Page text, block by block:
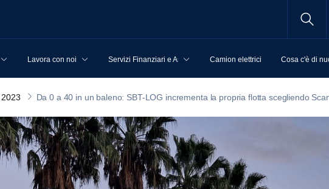
Lavora con noi Servizi Finanziari e AssicurativiCamion elettrici Cosa c'è di
2023 Da 0 a 40 in un baleno: SBT-LOG incrementa la propria flotta scegliendo